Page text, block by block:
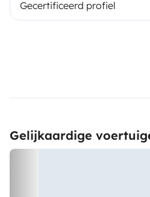
Gecertificeerd profiel
Gelijkaardige